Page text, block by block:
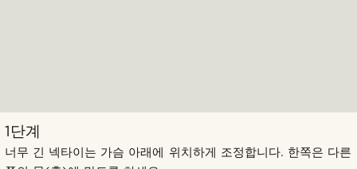
1단계
너무 긴 넥타이는 가슴 아래에 위치하게 조정합니다. 한쪽은 다른